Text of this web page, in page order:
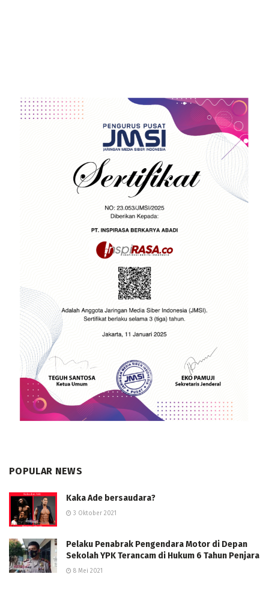
POPULAR NEWS
Kaka Ade bersaudara?
3 Oktober 2021
Pelaku Penabrak Pengendara Motor di Depan
Sekolah YPK Terancam di Hukum 6 Tahun Penjara
8 Mei 2021